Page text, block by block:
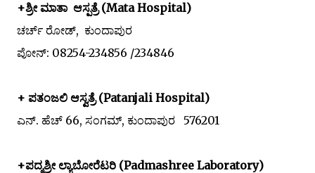
+ಶ್ರೀ ಮಾತಾ ಆಸ್ಪತ್ರೆ (Mata Hospital)
ಚರ್ಚ್ ರೋಡ್, ಕುಂದಾಪುರ
ಪೋನ್: 08254-234856 /234846
+ ಪತಂಜಲಿ ಆಸ್ವತ್ರೆ (Patanjali Hospital)
ಎನ್. ಹೆಚ್ 66, ಸಂಗಮ್, ಕುಂದಾಪುರ 576201
+ಪದ್ಮಶ್ರೀ ಲ್ಯಾಬೋರೆಟರಿ (Padmashree Laboratory)